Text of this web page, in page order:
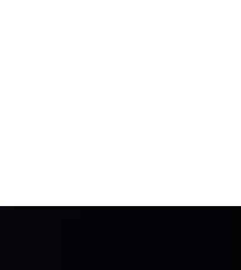
этом резиновые перчатки
в нашем профильном
объема — от розницы